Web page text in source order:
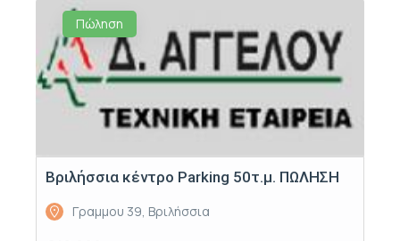
Πώληση
Βριλήσσια κέντρο Parking 50τ.μ. ΠΩΛΗΣΗ
Γραμμου 39, Βριλήσσια